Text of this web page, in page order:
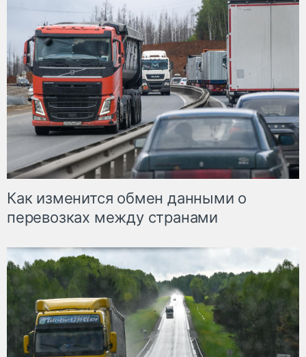
Как изменится обмен данными о
перевозках между странами